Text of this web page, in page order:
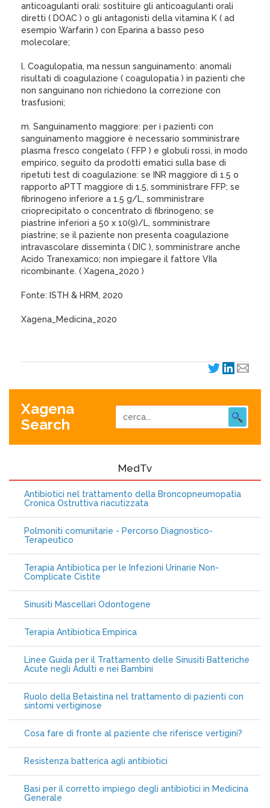
anticoagulanti orali: sostituire gli anticoagulanti orali
diretti ( DOAC ) o gli antagonisti della vitamina K ( ad
esempio Warfarin ) con Eparina a basso peso
molecolare;
l. Coagulopatia, ma nessun sanguinamento: anomali
risultati di coagulazione ( coagulopatia ) in pazienti che
non sanguinano non richiedono la correzione con
trasfusioni;
m. Sanguinamento maggiore: per i pazienti con
sanguinamento maggiore è necessario somministrare
plasma fresco congelato ( FFP ) e globuli rossi, in modo
empirico, seguito da prodotti ematici sulla base di
ripetuti test di coagulazione: se INR maggiore di 1.5 o
rapporto aPTT maggiore di 1.5, somministrare FFP; se
fibrinogeno inferiore a 1.5 g/L, somministrare
crioprecipitato o concentrato di fibrinogeno; se
piastrine inferiori a 50 x 10(9)/L, somministrare
piastrine; se il paziente non presenta coagulazione
intravascolare disseminta ( DIC ), somministrare anche
Acido Tranexamico; non impiegare il fattore VIIa
ricombinante. ( Xagena_2020 )
Fonte: ISTH & HRM, 2020
Xagena_Medicina_2020
Xagena
Search
MedTv
Antibiotici nel trattamento della Broncopneumopatia
Cronica Ostruttiva riacutizzata
Polmoniti comunitarie - Percorso Diagnostico-
Terapeutico
Terapia Antibiotica per le Infezioni Urinarie Non-
Complicate Cistite
Sinusiti Mascellari Odontogene
Terapia Antibiotica Empirica
Linee Guida per il Trattamento delle Sinusiti Batteriche
Acute negli Adulti e nei Bambini
Ruolo della Betaistina nel trattamento di pazienti con
sintomi vertiginose
Cosa fare di fronte al paziente che riferisce vertigini?
Resistenza batterica agli antibiotici
Basi per il corretto impiego degli antibiotici in Medicina
Generale